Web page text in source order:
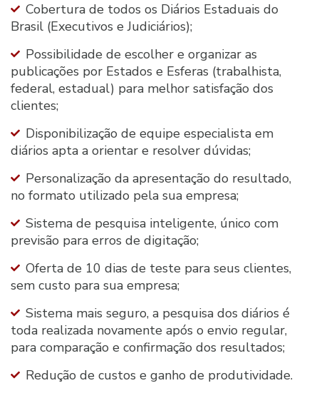
Cobertura de todos os Diários Estaduais do
Brasil (Executivos e Judiciários);
Possibilidade de escolher e organizar as
publicações por Estados e Esferas (trabalhista,
federal, estadual) para melhor satisfação dos
clientes;
Disponibilização de equipe especialista em
diários apta a orientar e resolver dúvidas;
Personalização da apresentação do resultado,
no formato utilizado pela sua empresa;
Sistema de pesquisa inteligente, único com
previsão para erros de digitação;
Oferta de 10 dias de teste para seus clientes,
sem custo para sua empresa;
Sistema mais seguro, a pesquisa dos diários é
toda realizada novamente após o envio regular,
para comparação e confirmação dos resultados;
Redução de custos e ganho de produtividade.